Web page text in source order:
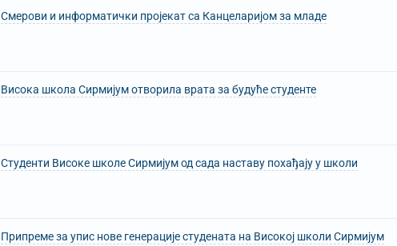
Смерови и информатички пројекат са Канцеларијом за младе
Висока школа Сирмијум отворила врата за будуће студенте
Студенти Високе школе Сирмијум од сада наставу похађају у школи
Припреме за упис нове генерације студената на Високој школи Сирмијум